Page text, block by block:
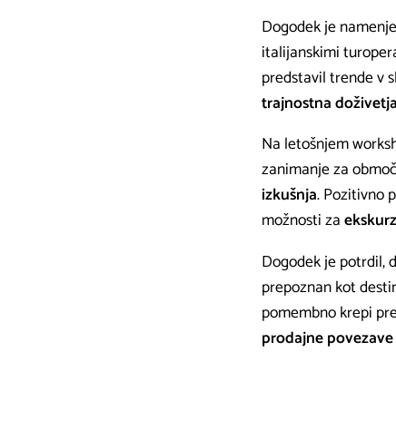
Dogodek je
italijanskimi
predstavil trende v
trajnostna doživetja
Na letošnjem
zanimanje za
izkušnja. Pozitivno
možnosti za
Dogodek je potrdil,
prepoznan kot
pomembno krepi
prodajne povezave